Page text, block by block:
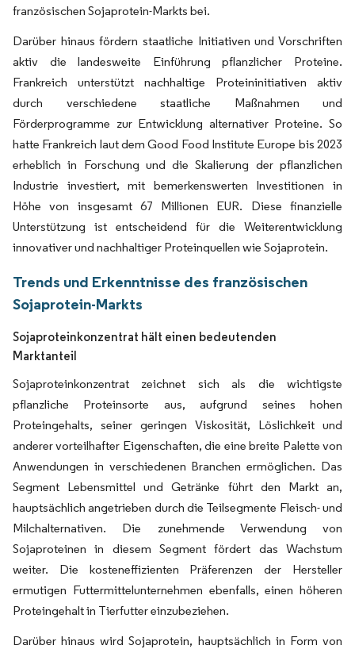
französischen Sojaprotein-Markts bei.
Darüber hinaus fördern staatliche Initiativen und Vorschriften
aktiv die landesweite Einführung pflanzlicher Proteine.
Frankreich unterstützt nachhaltige Proteininitiativen aktiv
durch verschiedene staatliche Maßnahmen und
Förderprogramme zur Entwicklung alternativer Proteine. So
hatte Frankreich laut dem Good Food Institute Europe bis 2023
erheblich in Forschung und die Skalierung der pflanzlichen
Industrie investiert, mit bemerkenswerten Investitionen in
Höhe von insgesamt 67 Millionen EUR. Diese finanzielle
Unterstützung ist entscheidend für die Weiterentwicklung
innovativer und nachhaltiger Proteinquellen wie Sojaprotein.
Trends und Erkenntnisse des französischen
Sojaprotein-Markts
Sojaproteinkonzentrat hält einen bedeutenden
Marktanteil
Sojaproteinkonzentrat zeichnet sich als die wichtigste
pflanzliche Proteinsorte aus, aufgrund seines hohen
Proteingehalts, seiner geringen Viskosität, Löslichkeit und
anderer vorteilhafter Eigenschaften, die eine breite Palette von
Anwendungen in verschiedenen Branchen ermöglichen. Das
Segment Lebensmittel und Getränke führt den Markt an,
hauptsächlich angetrieben durch die Teilsegmente Fleisch- und
Milchalternativen. Die zunehmende Verwendung von
Sojaproteinen in diesem Segment fördert das Wachstum
weiter. Die kosteneffizienten Präferenzen der Hersteller
ermutigen Futtermittelunternehmen ebenfalls, einen höheren
Proteingehalt in Tierfutter einzubeziehen.
Darüber hinaus wird Sojaprotein, hauptsächlich in Form von